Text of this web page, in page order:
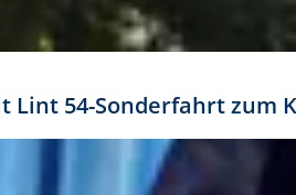
Lint 54-Sonderfahrt